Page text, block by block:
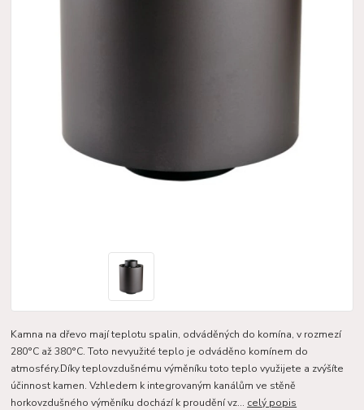
Kamna na dřevo mají teplotu spalin, odváděných do komína, v rozmezí
280°C až 380°C. Toto nevyužité teplo je odváděno komínem do
atmosféry.Díky teplovzdušnému výměníku toto teplo využijete a zvýšíte
účinnost kamen. Vzhledem k integrovaným kanálům ve stěně
horkovzdušného výměníku dochází k proudění vz... celý popis